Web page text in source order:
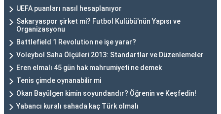
UEFA puanları nasıl hesaplanıyor
Sakaryaspor şirket mi? Futbol Kulübü'nün Yapısı ve
Organizasyonu
Battlefield 1 Revolution ne işe yarar?
Voleybol Saha Ölçüleri 2013: Standartlar ve Düzenlemeler
Eren elmalı 45 gün hak mahrumiyeti ne demek
Tenis çimde oynanabilir mi
Okan Bayülgen kimin soyundandır? Öğrenin ve Keşfedin!
Yabancı kuralı sahada kaç Türk olmalı